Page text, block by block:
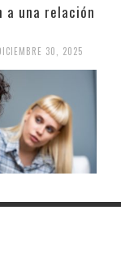
a una relación
30, 2025